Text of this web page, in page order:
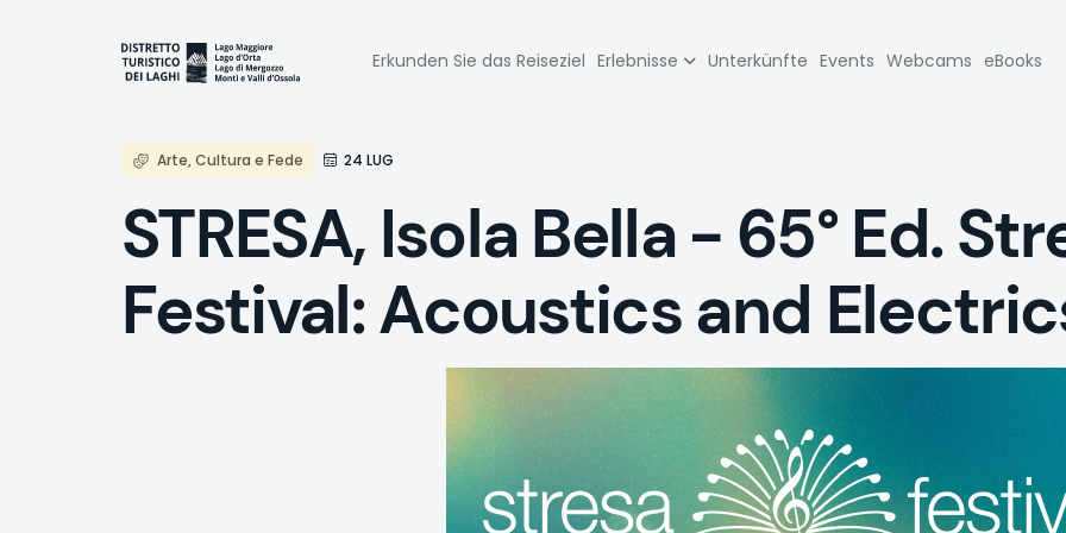
Navigazione
principale
Erkunden Sie das Reiseziel Erlebnisse Unterkünfte Events Webcams eBooks
Arte, Cultura e Fede 24 LUG
STRESA, Isola Bella - 65° Ed.
Festival: Acoustics and